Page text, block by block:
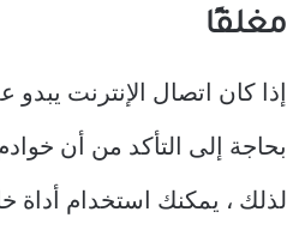
مغلقًا
إذا كان اتصال الإنترنت يبدو
لذلك ، يمكنك استخدام أداة